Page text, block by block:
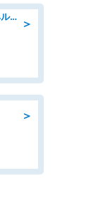
＞
ヘルプデスク/外資系保険業界でのITヘルプデスク業務/駅近/即日勤務可/ヘルプデスク
＞